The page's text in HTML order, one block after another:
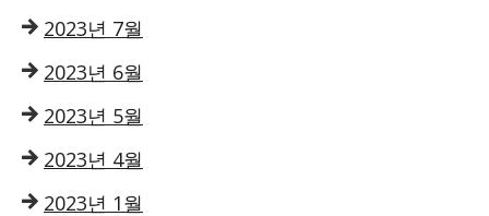
2023년 7월
2023년 6월
2023년 5월
2023년 4월
2023년 1월